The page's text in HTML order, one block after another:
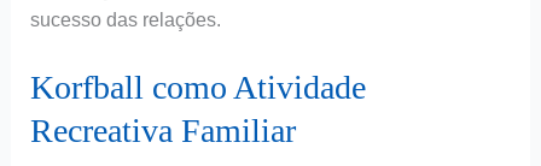
sucesso das relações.
Korfball como Atividade
Recreativa Familiar